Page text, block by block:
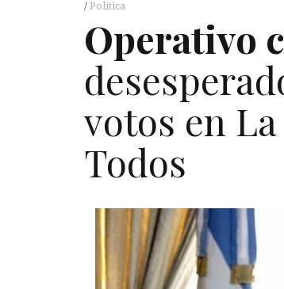
Política
Operativo
votos en
Todos